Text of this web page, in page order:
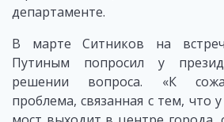
департаменте.
В марте Ситников на
Путиным попросил у
решении вопроса. «К
проблема, связанная с тем, что